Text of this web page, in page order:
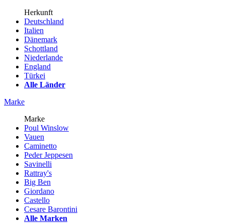
Herkunft
Deutschland
Italien
Dänemark
Schottland
Niederlande
England
Türkei
Alle Länder
Marke
Marke
Poul Winslow
Vauen
Caminetto
Peder Jeppesen
Savinelli
Rattray's
Big Ben
Giordano
Castello
Cesare Barontini
Alle Marken